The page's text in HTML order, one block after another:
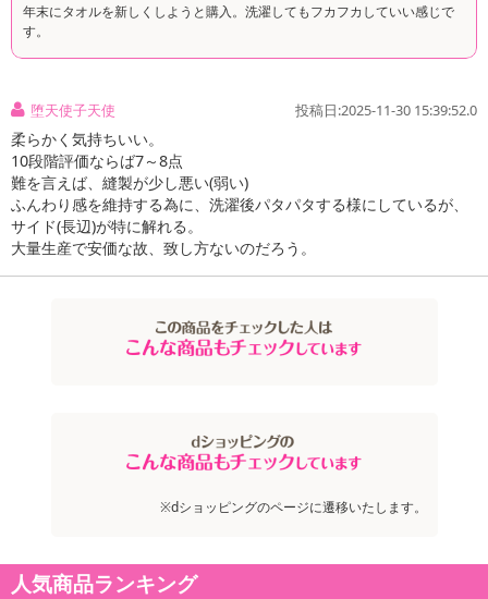
年末にタオルを新しくしようと購入。洗濯してもフカフカしていい感じで
す。
堕天使子天使 投稿日:2025-11-30 15:39:52.0
柔らかく気持ちいい。
10段階評価ならば7～8点
難を言えば、縫製が少し悪い(弱い)
ふんわり感を維持する為に、洗濯後パタパタする様にしているが、
サイド(長辺)が特に解れる。
大量生産で安価な故、致し方ないのだろう。
※dショッピングのページに遷移いたします。
人気商品ランキング